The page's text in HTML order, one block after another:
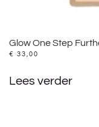
Glow One Step
€ 33,00
Lees verder